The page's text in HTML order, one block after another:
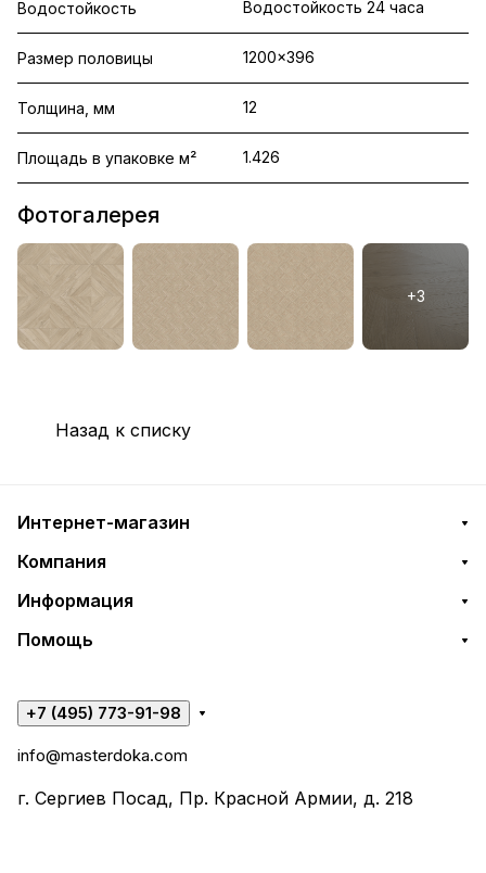
Водостойкость Водостойкость 24 часа
Размер половицы 1200x396
Толщина, мм 12
Площадь в упаковке м² 1.426
Фотогалерея
Назад к списку
Интернет-магазин
Компания
Информация
Помощь
+7 (495) 773-91-98
info@masterdoka.com
г. Сергиев Посад, Пр. Красной Армии, д. 218